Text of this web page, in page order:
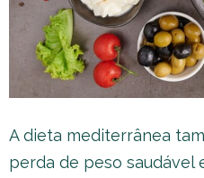
A dieta mediterrânea
perda de peso saudável